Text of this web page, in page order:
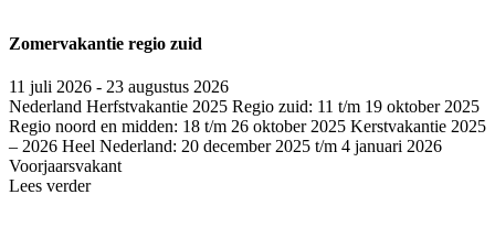
Zomervakantie regio zuid
11 juli 2026 - 23 augustus 2026
Nederland Herfstvakantie 2025 Regio zuid: 11 t/m 19 oktober 2025
Regio noord en midden: 18 t/m 26 oktober 2025 Kerstvakantie 2025
– 2026 Heel Nederland: 20 december 2025 t/m 4 januari 2026
Voorjaarsvakant
Lees verder